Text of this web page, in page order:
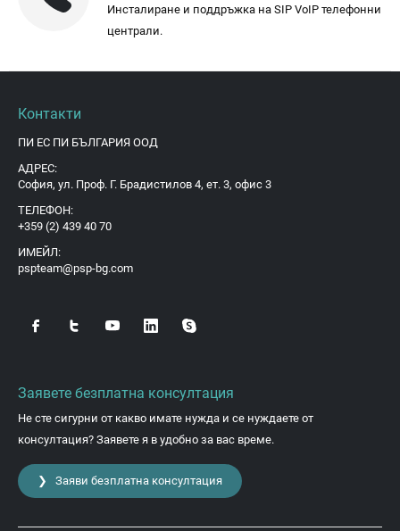
Инсталиране и поддръжка на SIP VoIP телефонни
централи.
Контакти
ПИ ЕС ПИ БЪЛГАРИЯ ООД
АДРЕС:
София, ул. Проф. Г. Брадистилов 4, ет. 3, офис 3
ТЕЛЕФОН:
+359 (2) 439 40 70
ИМЕЙЛ:
pspteam@psp-bg.com
Заявете безплатна консултация
Не сте сигурни от какво имате нужда и се нуждаете от
консултация? Заявете я в удобно за вас време.
❯ Заяви безплатна консултация